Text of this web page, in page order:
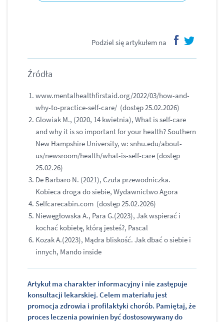
Podziel się artykułem na
Źródła
www.mentalhealthfirstaid.org/2022/03/how-and-
why-to-practice-self-care/ (dostęp 25.02.2026)
Glowiak M., (2020, 14 kwietnia), What is self-care
and why it is so important for your health? Southern
New Hampshire University, w: snhu.edu/about-
us/newsroom/health/what-is-self-care (dostęp
25.02.26)
De Barbaro N. (2021), Czuła przewodniczka.
Kobieca droga do siebie, Wydawnictwo Agora
Selfcarecabin.com (dostęp 25.02.2026)
Niewęgłowska A., Para G.(2023), Jak wspierać i
kochać kobietę, którą jesteś?, Pascal
Kozak A.(2023), Mądra bliskość. Jak dbać o siebie i
innych, Mando inside
Artykuł ma charakter informacyjny i nie zastępuje
konsultacji lekarskiej. Celem materiału jest
promocja zdrowia i profilaktyki chorób. Pamiętaj, że
proces leczenia powinien być dostosowywany do